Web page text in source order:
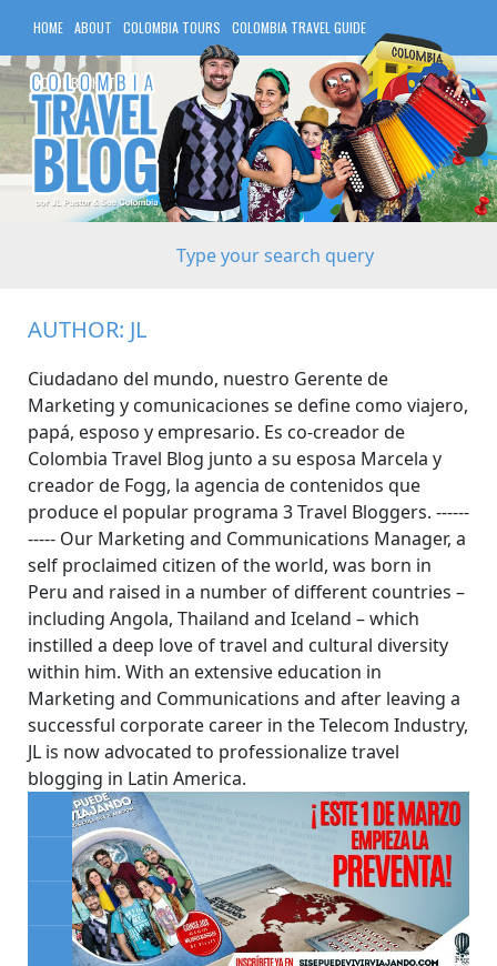
HOME ABOUT COLOMBIA TOURS COLOMBIA TRAVEL GUIDE
COLOMBIA HOTELS
AUTHOR: JL
Ciudadano del mundo, nuestro Gerente de
Marketing y comunicaciones se define como viajero,
papá, esposo y empresario. Es co-creador de
Colombia Travel Blog junto a su esposa Marcela y
creador de Fogg, la agencia de contenidos que
produce el popular programa 3 Travel Bloggers. ------
----- Our Marketing and Communications Manager, a
self proclaimed citizen of the world, was born in
Peru and raised in a number of different countries –
including Angola, Thailand and Iceland – which
instilled a deep love of travel and cultural diversity
within him. With an extensive education in
Marketing and Communications and after leaving a
successful corporate career in the Telecom Industry,
JL is now advocated to professionalize travel
blogging in Latin America.